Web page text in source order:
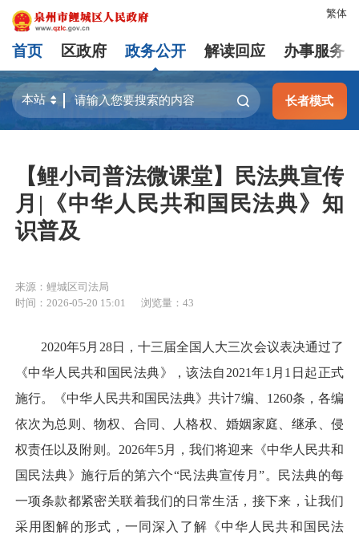
繁体
首页 区政府 政务公开 解读回应 办事服务
长者模式
【鲤小司普法微课堂】民法典宣传
月|《中华人民共和国民法典》知
识普及
来源：鲤城区司法局
时间：2026-05-20 15:01
浏览量： 43
2020年5月28日，十三届全国人大三次会议表决通过了
《中华人民共和国民法典》，该法自2021年1月1日起正式
施行。《中华人民共和国民法典》共计7编、1260条，各编
依次为总则、物权、合同、人格权、婚姻家庭、继承、侵
权责任以及附则。2026年5月，我们将迎来《中华人民共和
国民法典》施行后的第六个“民法典宣传月”。民法典的每
一项条款都紧密关联着我们的日常生活，接下来，让我们
采用图解的形式，一同深入了解《中华人民共和国民法